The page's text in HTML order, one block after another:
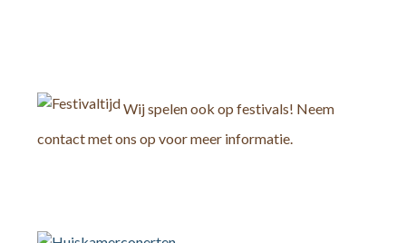
Wij spelen ook op festivals! Neem
contact met ons op voor meer informatie.